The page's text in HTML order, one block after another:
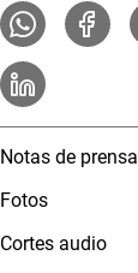
Notas de prensa
Fotos
Cortes audio